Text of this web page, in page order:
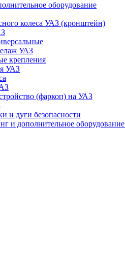
оборудование
колеса УАЗ (кронштейн)
УАЗ
крепления
УАЗ
(фаркоп) на УАЗ
и дуги безопасности
и дополнительное оборудование